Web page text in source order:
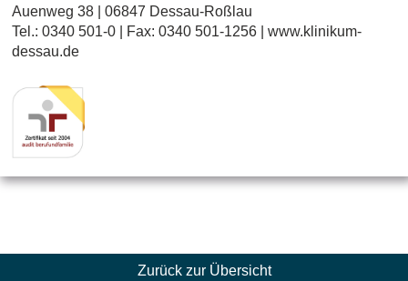
Auenweg 38 | 06847 Dessau-Roßlau
Tel.: 0340 501-0 | Fax: 0340 501-1256 | www.klinikum-
dessau.de
Zurück zur Übersicht